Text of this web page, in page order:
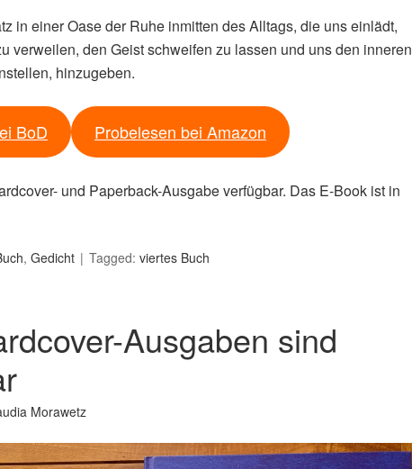
in einer Oase der Ruhe inmitten des Alltags, die uns einlädt,
verweilen, den Geist schweifen zu lassen und uns den inneren
hinzugeben.
BoD Probelesen bei Amazon
und Paperback-Ausgabe verfügbar. Das E-Book ist in
, Gedicht Tagged: viertes Buch
Ausgaben sind
Morawetz